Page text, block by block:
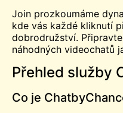
Join prozkoumáme
kde vás každé kliknutí
dobrodružství.
náhodných videochatů
Přehled služby
Co je